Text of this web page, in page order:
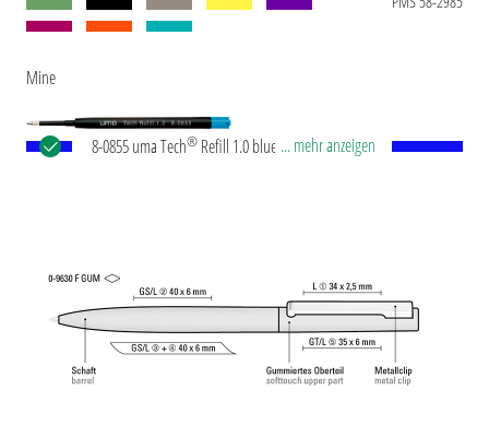
Mine
8-0855 uma Tech® Refill 1.0 blue Europäische
Norm. Die uma Tech Refill 1.0 vermittelt ein
angenehmes und weiches Schreibgefühl.
... mehr anzeigen